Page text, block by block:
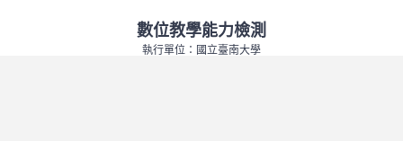
數位教學能力檢測
執行單位：國立臺南大學